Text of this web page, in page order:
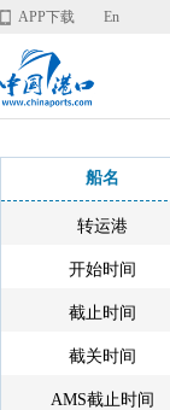
APP下载 En
船名
转运港
开始时间
截止时间
截关时间
AMS截止时间